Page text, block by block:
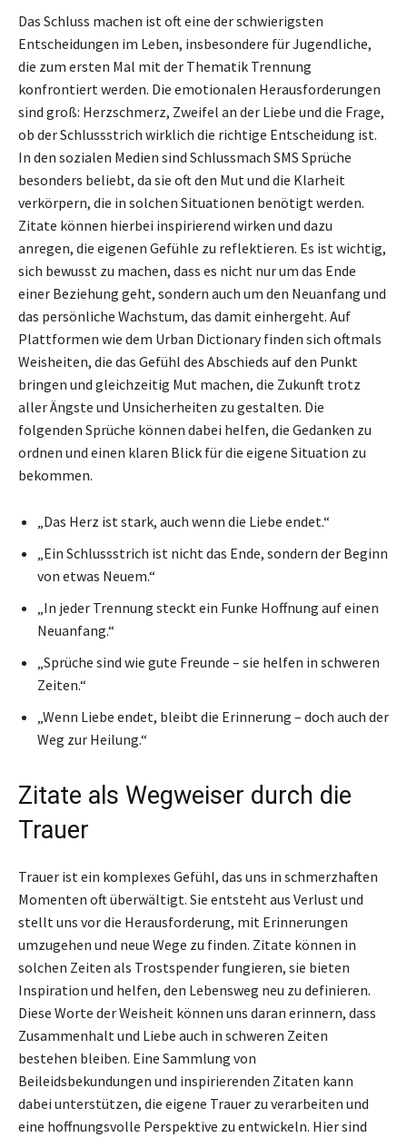
Das Schluss machen ist oft eine der schwierigsten
Entscheidungen im Leben, insbesondere für Jugendliche,
die zum ersten Mal mit der Thematik Trennung
konfrontiert werden. Die emotionalen Herausforderungen
sind groß: Herzschmerz, Zweifel an der Liebe und die Frage,
ob der Schlussstrich wirklich die richtige Entscheidung ist.
In den sozialen Medien sind Schlussmach SMS Sprüche
besonders beliebt, da sie oft den Mut und die Klarheit
verkörpern, die in solchen Situationen benötigt werden.
Zitate können hierbei inspirierend wirken und dazu
anregen, die eigenen Gefühle zu reflektieren. Es ist wichtig,
sich bewusst zu machen, dass es nicht nur um das Ende
einer Beziehung geht, sondern auch um den Neuanfang und
das persönliche Wachstum, das damit einhergeht. Auf
Plattformen wie dem Urban Dictionary finden sich oftmals
Weisheiten, die das Gefühl des Abschieds auf den Punkt
bringen und gleichzeitig Mut machen, die Zukunft trotz
aller Ängste und Unsicherheiten zu gestalten. Die
folgenden Sprüche können dabei helfen, die Gedanken zu
ordnen und einen klaren Blick für die eigene Situation zu
bekommen.
„Das Herz ist stark, auch wenn die Liebe endet.“
„Ein Schlussstrich ist nicht das Ende, sondern der Beginn
von etwas Neuem.“
„In jeder Trennung steckt ein Funke Hoffnung auf einen
Neuanfang.“
„Sprüche sind wie gute Freunde – sie helfen in schweren
Zeiten.“
„Wenn Liebe endet, bleibt die Erinnerung – doch auch der
Weg zur Heilung.“
Zitate als Wegweiser durch die
Trauer
Trauer ist ein komplexes Gefühl, das uns in schmerzhaften
Momenten oft überwältigt. Sie entsteht aus Verlust und
stellt uns vor die Herausforderung, mit Erinnerungen
umzugehen und neue Wege zu finden. Zitate können in
solchen Zeiten als Trostspender fungieren, sie bieten
Inspiration und helfen, den Lebensweg neu zu definieren.
Diese Worte der Weisheit können uns daran erinnern, dass
Zusammenhalt und Liebe auch in schweren Zeiten
bestehen bleiben. Eine Sammlung von
Beileidsbekundungen und inspirierenden Zitaten kann
dabei unterstützen, die eigene Trauer zu verarbeiten und
eine hoffnungsvolle Perspektive zu entwickeln. Hier sind